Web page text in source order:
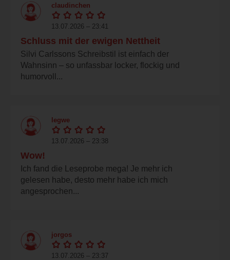
claudinchen
13.07.2026 – 23:41
Schluss mit der ewigen Nettheit
Silvi Carlssons Schreibstil ist einfach der
Wahnsinn – so unfassbar locker, flockig und
humorvoll...
legwe
13.07.2026 – 23:38
Wow!
Ich fand die Leseprobe mega! Je mehr ich
gelesen habe, desto mehr habe ich mich
angesprochen...
jorgos
13.07.2026 – 23:37